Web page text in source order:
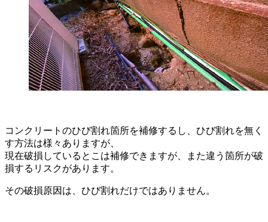
コンクリートのひび割れ箇所を補修するし、ひび割れを無く
す方法は様々ありますが、
現在破損しているとこは補修できますが、また違う箇所が破
損するリスクがあります。
その破損原因は、ひび割れだけではありません。